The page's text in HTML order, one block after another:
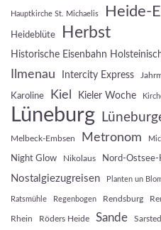
Hauptkirche St. Michaelis Heide-
Heideblüte Herbst
Historische Eisenbahn
Ilmenau Intercity Express
Karoline Kiel Kieler Woche
Lüneburg
Melbeck-Embsen Metronom
Night Glow Nikolaus Nord-Ostsee-
Nostalgiezugreisen Planten un
Ratsmühle Regenbogen Rendsburg
Rhein Röders Heide Sande